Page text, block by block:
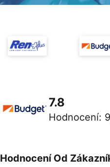
7.8
Hodnocení:
Hodnocení Od